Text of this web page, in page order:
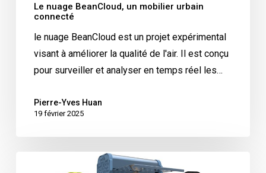
Le nuage BeanCloud, un mobilier urbain
connecté
le nuage BeanCloud est un projet expérimental
visant à améliorer la qualité de l'air. Il est conçu
pour surveiller et analyser en temps réel les…
Pierre-Yves Huan
19 février 2025